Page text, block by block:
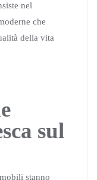
nel
che
della vita
sul
stanno